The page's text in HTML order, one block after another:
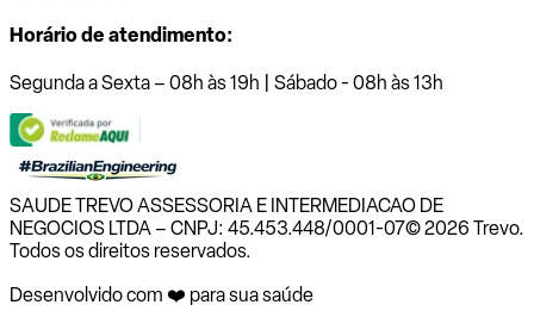
Horário de atendimento:
Segunda a Sexta – 08h às 19h | Sábado - 08h às 13h
SAUDE TREVO ASSESSORIA E INTERMEDIACAO DE
NEGOCIOS LTDA – CNPJ: 45.453.448/0001-07© 2026 Trevo.
Todos os direitos reservados.
Desenvolvido com ❤️ para sua saúde